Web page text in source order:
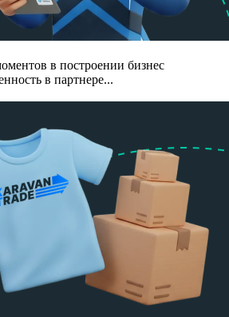
в построении бизнес
в партнере...